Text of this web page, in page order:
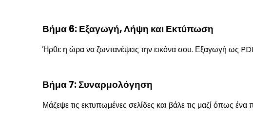
Βήμα 6: Εξαγωγή, Λήψη και Εκτύπωση
Ήρθε η ώρα να ζωντανέψεις την εικόνα σου. Εξαγωγή ως
Βήμα 7: Συναρμολόγηση
Μάζεψε τις εκτυπωμένες σελίδες και βάλε τις μαζί όπως